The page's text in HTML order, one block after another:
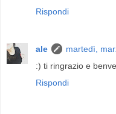
Rispondi
ale
martedì,
:) ti ringrazio e
Rispondi